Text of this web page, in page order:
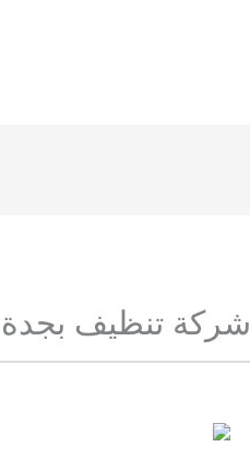
شركة تنظيف بجدة 0507240005